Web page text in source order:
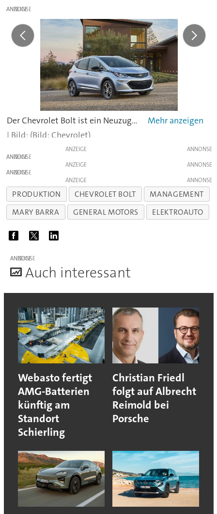
ANZEIGE
Der Chevrolet Bolt ist ein Neuzugang unter den Top 10 und kommt bei den meistverkauften Elektroautos mit gut 28.000 Einheiten auf Platz 10.
(Bild: Chevrolet)
ANZEIGE
ANZEIGE
ANZEIGE
ANZEIGE
ANZEIGE
PRODUKTION CHEVROLET BOLT
MANAGEMENT
MARY BARRA
GENERAL MOTORS ELEKTROAUTO
ANZEIGE
Auch interessant
Webasto fertigt
AMG-Batterien
künftig am
Standort
Schierling
Christian Friedl
folgt auf Albrecht
Reimold bei
Porsche